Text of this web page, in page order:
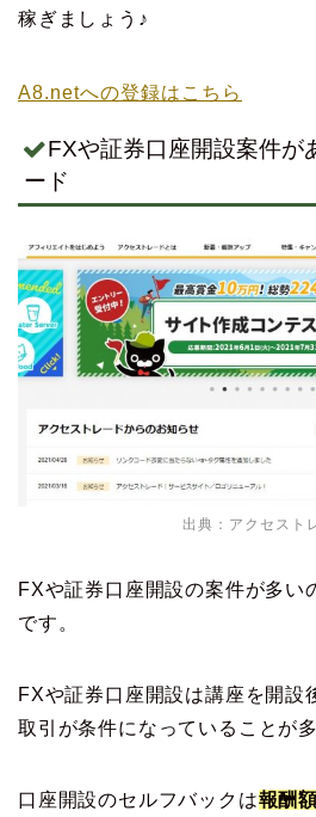
稼ぎましょう♪
A8.netへの登録はこちら
FXや証券口座開設案件が
ード
出典： アクセスト
FXや証券口座開設の案件が多い
です。
FXや証券口座開設は講座を開設
取引が条件になっていることが多
口座開設のセルフバックは報酬